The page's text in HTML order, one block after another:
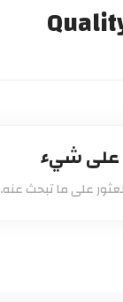
على شيء
على ما تبحث عنه.